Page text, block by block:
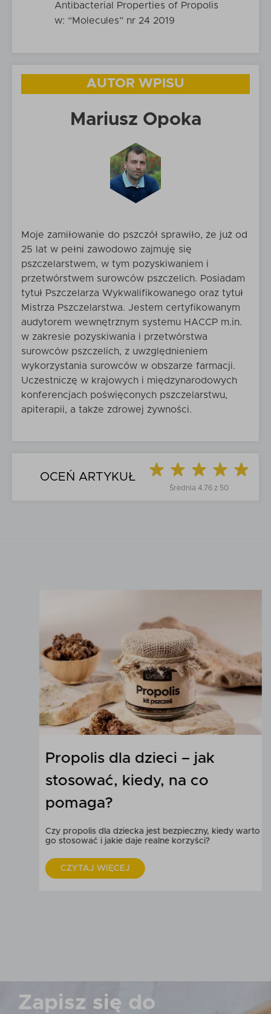
Antibacterial Properties of Propolis
w: “Molecules” nr 24 2019
AUTOR WPISU
Mariusz Opoka
Moje zamiłowanie do pszczół sprawiło, że już od
25 lat w pełni zawodowo zajmuję się
pszczelarstwem, w tym pozyskiwaniem i
przetwórstwem surowców pszczelich. Posiadam
tytuł Pszczelarza Wykwalifikowanego oraz tytuł
Mistrza Pszczelarstwa. Jestem certyfikowanym
audytorem wewnętrznym systemu HACCP m.in.
w zakresie pozyskiwania i przetwórstwa
surowców pszczelich, z uwzględnieniem
wykorzystania surowców w obszarze farmacji.
Uczestniczę w krajowych i międzynarodowych
konferencjach poświęconych pszczelarstwu,
apiterapii, a także zdrowej żywności.
OCEŃ ARTYKUŁ
Średnia 4.76 z 50
Propolis dla dzieci – jak
stosować, kiedy, na co
pomaga?
Czy propolis dla dziecka jest bezpieczny, kiedy warto
go stosować i jakie daje realne korzyści?
CZYTAJ WIĘCEJ
Zapisz się do